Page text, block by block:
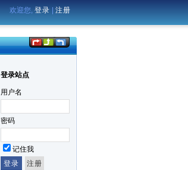
欢迎您, 登录 注册
登录站点
用户名
密码
记住我